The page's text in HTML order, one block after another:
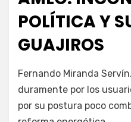
POLÍTICA Y
GUAJIROS
Enrique
Fernando Miranda
duramente por los
por su postura poco